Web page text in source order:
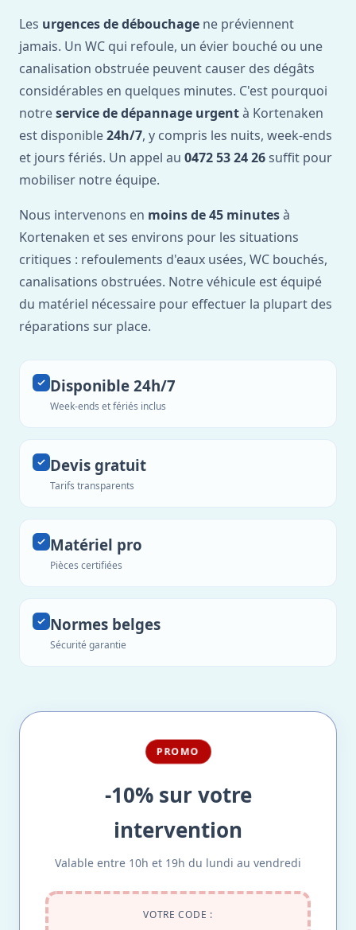
Les urgences de débouchage ne préviennent
jamais. Un WC qui refoule, un évier bouché ou une
canalisation obstruée peuvent causer des dégâts
considérables en quelques minutes. C'est pourquoi
notreservice de dépannage urgentà Kortenaken
est disponible24h/7, y compris les nuits, week-ends
et jours fériés. Un appel au 0472 53 24 26 suffit pour
mobiliser notre équipe.
Nous intervenons en moins de 45 minutesà
Kortenaken et ses environs pour les situations
critiques : refoulements d'eaux usées, WC bouchés,
canalisations obstruées. Notre véhicule est équipé
du matériel nécessaire pour effectuer la plupart des
réparations sur place.
Disponible 24h/7
Week-ends et fériés inclus
Devis gratuit
Tarifs transparents
Matériel pro
Pièces certifiées
Normes belges
Sécurité garantie
PROMO
-10% sur votre
intervention
Valable entre 10h et 19h du lundi au vendredi
VOTRE CODE :